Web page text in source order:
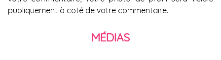
publiquement à coté de votre commentaire.
MÉDIAS